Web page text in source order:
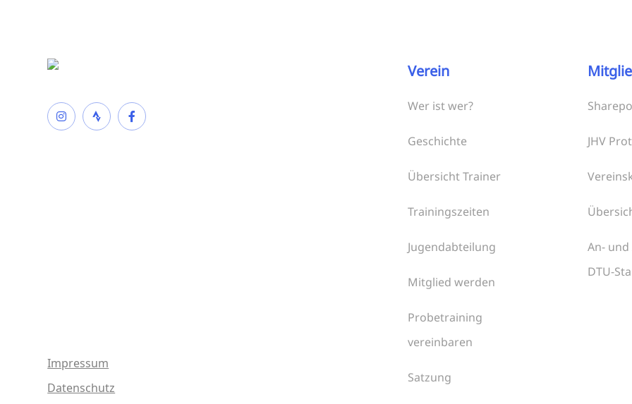
Impressum
Datenschutz
Verein
Wer ist wer?
Geschichte
Übersicht Trainer
Trainingszeiten
Jugendabteilung
Mitglied werden
Probetraining
vereinbaren
Satzung
JHV
An-
DTU-